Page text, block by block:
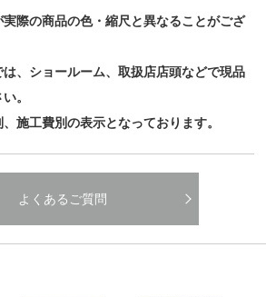
際の商品の色・縮尺と異なることがござ
、ショールーム、取扱店店頭などで現品
。
施工費別の表示となっております。
よくあるご質問